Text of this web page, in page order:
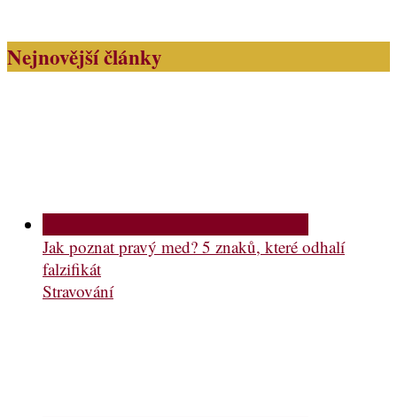
Nejnovější články
Jak poznat pravý med? 5 znaků, které odhalí
falzifikát
Stravování